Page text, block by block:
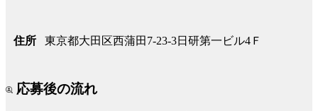
住所 東京都大田区西蒲田7-23-3日研第一ビル4Ｆ
応募後の流れ